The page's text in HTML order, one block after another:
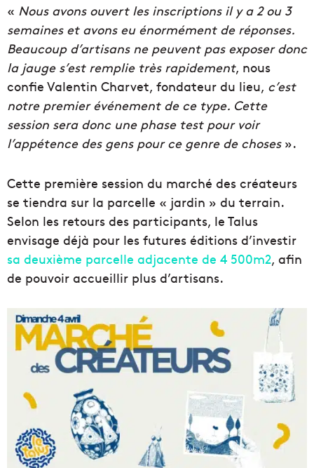
« Nous avons ouvert les inscriptions il y a 2 ou 3
semaines et avons eu énormément de réponses.
Beaucoup d’artisans ne peuvent pas exposer donc
la jauge s’est remplie très rapidement, nous
confie Valentin Charvet, fondateur du lieu, c’est
notre premier événement de ce type. Cette
session sera donc une phase test pour voir
l’appétence des gens pour ce genre de choses».
Cette première session du marché des créateurs
se tiendra sur la parcelle « jardin » du terrain.
Selon les retours des participants, le Talus
envisage déjà pour les futures éditions d’investir
sa deuxième parcelle adjacente de 4 500m2, afin
de pouvoir accueillir plus d’artisans.